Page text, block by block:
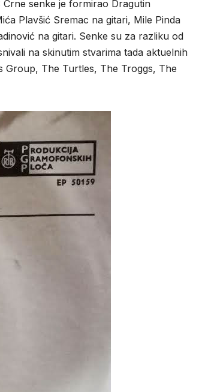
senke je formirao Dragutin
Plavšić Sremac na gitari, Mile Pinda
na gitari. Senke su za razliku od
na skinutim stvarima tada aktuelnih
Group, The Turtles, The Troggs, The